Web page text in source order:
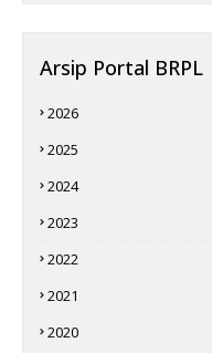
Arsip Portal BRPL
2026
2025
2024
2023
2022
2021
2020